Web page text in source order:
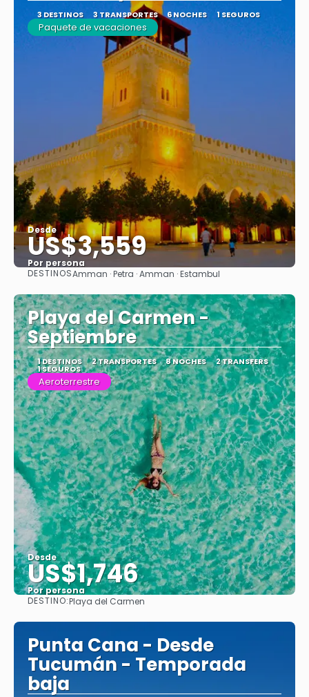
3 DESTINOS 3 TRANSPORTES 6 NOCHES 1 SEGUROS
Paquete de vacaciones
Desde
US$3,559
Por persona
Ver
DESTINOSAmman · Petra · Amman · Estambul
Playa del Carmen -
Septiembre
1 DESTINOS 2 TRANSPORTES 8 NOCHES 2 TRANSFERS
1 SEGUROS
Aeroterrestre
Desde
US$1,746
Por persona
DESTINO:Playa del Carmen
Punta Cana - Desde
Tucumán - Temporada
baja